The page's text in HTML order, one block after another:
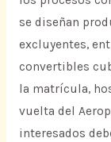
se diseñan
excluyentes,
convertibles
la matrícula,
vuelta del
interesados